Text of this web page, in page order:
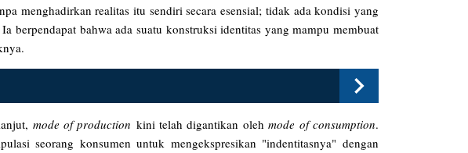
menghadirkan realitas itu sendiri secara esensial; tidak ada kondisi yang
berpendapat bahwa ada suatu konstruksi identitas yang mampu membuat
mode of production kini telah digantikan olehmode of consumption.
seorang konsumen untuk mengekspresikan "indentitasnya" dengan